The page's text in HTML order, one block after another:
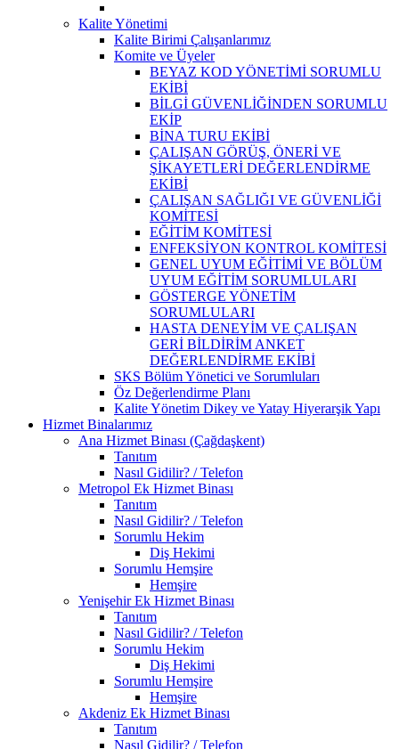
Kalite Yönetimi
Kalite Birimi Çalışanlarımız
Komite ve Üyeler
BEYAZ KOD YÖNETİMİ SORUMLU
EKİBİ
BİLGİ GÜVENLİĞİNDEN SORUMLU
EKİP
BİNA TURU EKİBİ
ÇALIŞAN GÖRÜŞ, ÖNERİ VE
ŞİKAYETLERİ DEĞERLENDİRME
EKİBİ
ÇALIŞAN SAĞLIĞI VE GÜVENLİĞİ
KOMİTESİ
EĞİTİM KOMİTESİ
ENFEKSİYON KONTROL KOMİTESİ
GENEL UYUM EĞİTİMİ VE BÖLÜM
UYUM EĞİTİM SORUMLULARI
GÖSTERGE YÖNETİM
SORUMLULARI
HASTA DENEYİM VE ÇALIŞAN
GERİ BİLDİRİM ANKET
DEĞERLENDİRME EKİBİ
SKS Bölüm Yönetici ve Sorumluları
Öz Değerlendirme Planı
Kalite Yönetim Dikey ve Yatay Hiyerarşik Yapı
Hizmet Binalarımız
Ana Hizmet Binası (Çağdaşkent)
Tanıtım
Nasıl Gidilir? / Telefon
Metropol Ek Hizmet Binası
Tanıtım
Nasıl Gidilir? / Telefon
Sorumlu Hekim
Diş Hekimi
Sorumlu Hemşire
Hemşire
Yenişehir Ek Hizmet Binası
Tanıtım
Nasıl Gidilir? / Telefon
Sorumlu Hekim
Diş Hekimi
Sorumlu Hemşire
Hemşire
Akdeniz Ek Hizmet Binası
Tanıtım
Nasıl Gidilir? / Telefon